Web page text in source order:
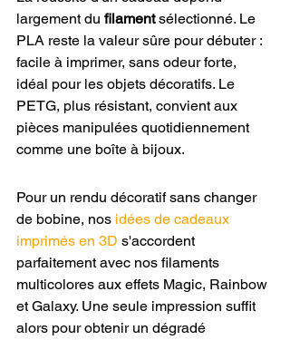
largement du filament sélectionné. Le
PLA reste la valeur sûre pour débuter :
facile à imprimer, sans odeur forte,
idéal pour les objets décoratifs. Le
PETG, plus résistant, convient aux
pièces manipulées quotidiennement
comme une boîte à bijoux.
Pour un rendu décoratif sans changer
de bobine, nos idées de cadeaux
imprimés en 3D s'accordent
parfaitement avec nos filaments
multicolores aux effets Magic, Rainbow
et Galaxy. Une seule impression suffit
alors pour obtenir un dégradé